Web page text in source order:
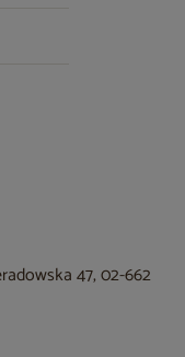
47, 02-662